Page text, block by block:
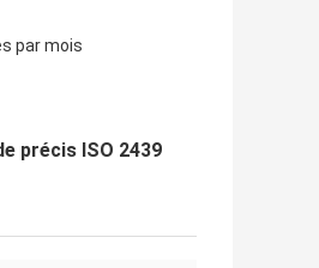
par mois
précis ISO 2439